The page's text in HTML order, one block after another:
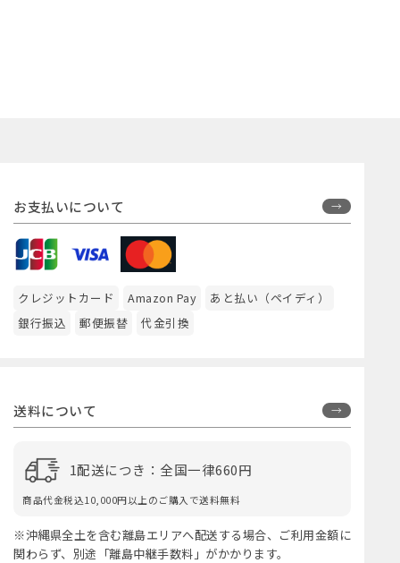
お支払いについて
クレジットカード Amazon Pay
あと払い（ペイディ）
銀行振込
郵便振替 代金引換
送料について
1配送につき：全国一律660円
商品代金税込10,000円以上のご購入で送料無料
※沖縄県全土を含む離島エリアへ配送する場合、ご利用金額に
関わらず、別途「離島中継手数料」がかかります。